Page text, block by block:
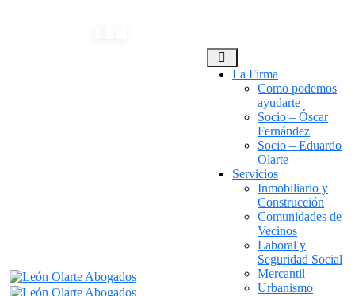
La Firma
Como podemos
ayudarte
Socio – Óscar
Fernández
Socio – Eduardo
Olarte
Servicios
Inmobiliario y
Construcción
Comunidades de
Vecinos
Laboral y
Seguridad Social
Mercantil
Urbanismo